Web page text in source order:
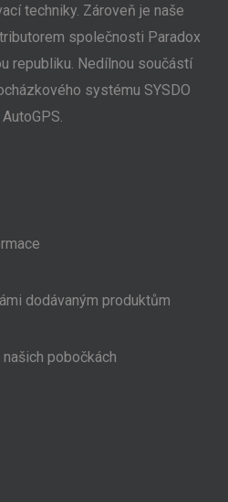
techniky. Zároveň je naše
společnosti Paradox
republiku. Nedílnou součástí
systému SYSDO
dodávaným produktům
pobočkách